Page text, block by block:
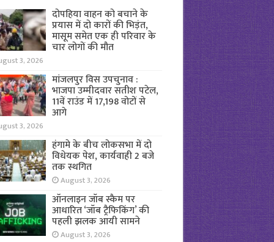
दोपहिया वाहन को बचाने के
प्रयास में दो कारों की भिड़ंत,
मासूम समेत एक ही परिवार के
चार लोगों की मौत
3, 2026
मांजलपुर विस उपचुनाव :
भाजपा उम्मीदवार सतीश पटेल,
11वें राउंड में 17,198 वोटों से
आगे
3, 2026
हंगामे के बीच लोकसभा में दो
विधेयक पेश, कार्यवाही 2 बजे
तक स्थगित
August 3, 2026
ऑनलाइन जॉब स्कैम पर
आधारित ‘जॉब ट्रैफिकिंग’ की
पहली झलक आयी सामने
August 3, 2026